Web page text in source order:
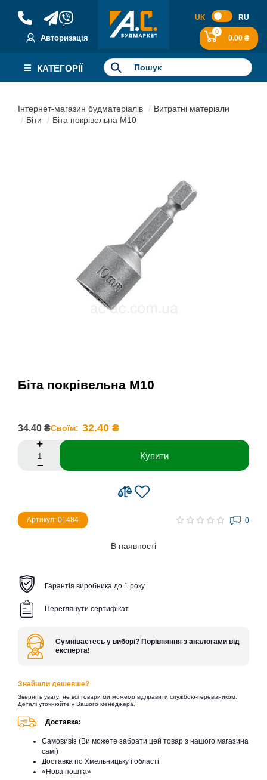
Авторизація
UK RU
0
0.00 ₴
КАТЕГОРІЇ
Інтернет-магазин будматеріалів
Витратні матеріали
Біти
Біта покрівельна М10
Біта покрівельна М10
34.40 ₴Своїм: 32.40 ₴
Купити
Артикул: 01484 0
В наявності
Гарантія виробника до 1 року
Переглянути сертифікат
Сумніваєтесь у виборі? Порівняння з аналогами від
експерта!
Знайшли дешевше?
Зверніть увагу: не всі товари ми можемо відправити службою-перевізником.
Деталі уточнюйте у Вашого менеджера.
Доставка:
Самовивіз (Ви можете забрати цей товар з нашого магазина
самі)
Доставка по Хмельницьку і області
«Нова пошта»